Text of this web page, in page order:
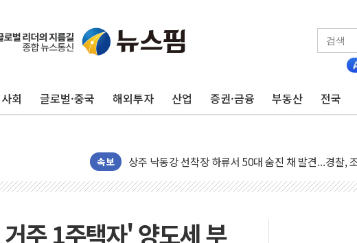
사회 글로벌·중국 해외투자 산업 증권·금융 부동산 전국
속보
평택 진위면 공장서 질식사고 발생…작업자 1명 숨져
포항 블루밸리 국가산단에 '철강 AI융합실증센터' 들
[종합] 김민석, 정청래에 누적 '1.48%p' 차 선두 유지
민주당 경북도당위원장에 오중기 당선...합산득표율
김민석, 강원·대구·경북 경선서 정청래에 승리…金
주 1주택자' 양도세 부